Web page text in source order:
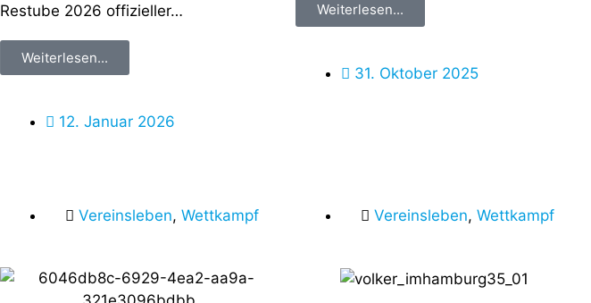
Restube 2026 offizieller…
Weiterlesen...
12. Januar 2026
Weiterlesen...
31. Oktober 2025
Vereinsleben, Wettkampf Vereinsleben, Wettkampf